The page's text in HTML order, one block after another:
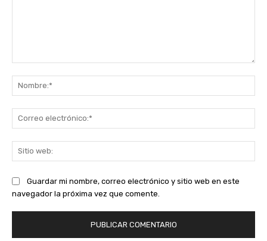
Guardar mi nombre, correo electrónico y sitio web en este
navegador la próxima vez que comente.